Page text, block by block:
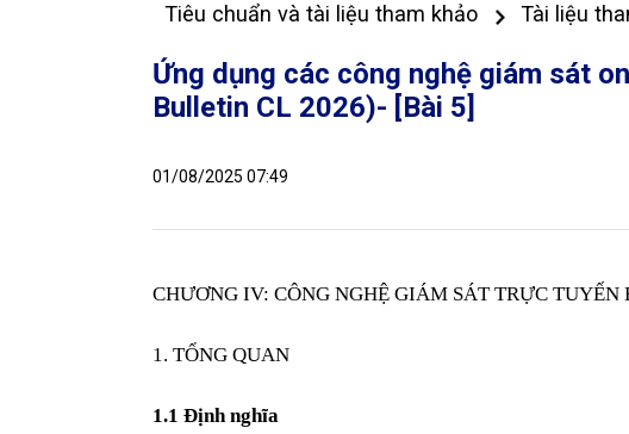
Tiêu chuẩn và tài liệu tham khảo Tài liệu
Ứng dụng các công nghệ giám sát
Bulletin CL 2026)- [Bài 5]
01/08/2025 07:49
CHƯƠNG IV: CÔNG NGHỆ GIÁM SÁT TRỰC
1. TỔNG QUAN
1.1 Định nghĩa